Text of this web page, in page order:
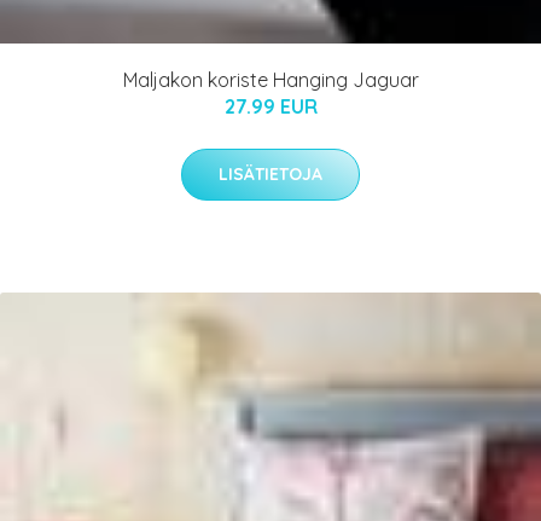
Maljakon koriste Hanging Jaguar
27.99 EUR
LISÄTIETOJA